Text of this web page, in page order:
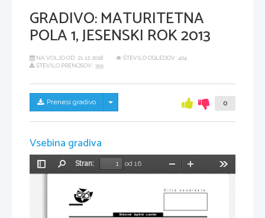
GRADIVO:MATURITETNA
POLA 1, JESENSKI ROK 2013
NA VOLJO OD: 21.12.2018
ŠTEVILO OGLEDOV: 404
ŠTEVILO PRENOSOV: 355
Prenesi gradivo Skrij/prikaži meni 0
Vsebina gradiva
Preklopi
Stran:
od 16
Pomanjšaj
Državni  izpitni  center
Šifra kandidata: